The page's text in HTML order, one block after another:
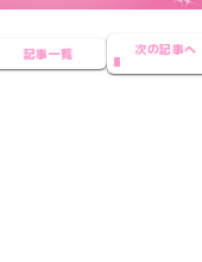
記事一覧 次の記事へ